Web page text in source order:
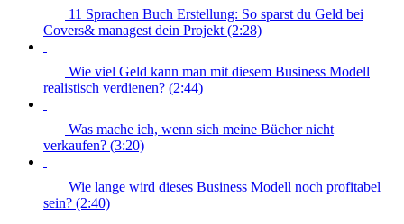
11 Sprachen Buch Erstellung: So sparst du Geld bei
Covers& managest dein Projekt (2:28)
Wie viel Geld kann man mit diesem Business Modell
realistisch verdienen? (2:44)
Was mache ich, wenn sich meine Bücher nicht
verkaufen? (3:20)
Wie lange wird dieses Business Modell noch profitabel
sein? (2:40)